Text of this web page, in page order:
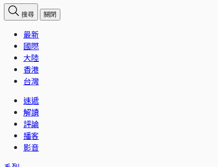
搜尋 關閉
最新
國際
大陸
香港
台灣
速遞
解讀
評論
播客
影音